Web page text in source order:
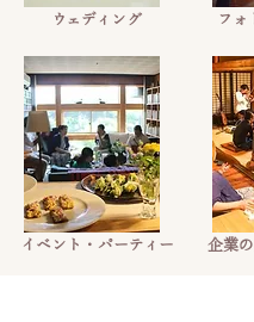
ウェディング
イベント・パーティー
フォ
企業